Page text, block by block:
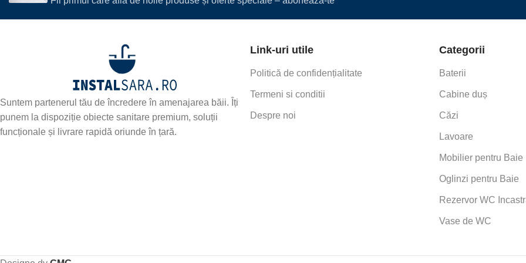
Suntem partenerul tău de încredere în amenajarea băii. Îți
punem la dispoziție obiecte sanitare premium, soluții
funcționale și livrare rapidă oriunde în țară.
Link-uri utile
Politică de confidențialitate
Termeni si conditii
Despre noi
Categorii
Baterii
Cabine duș
Căzi
Lavoare
Mobilier pentru Baie
Oglinzi pentru Baie
Rezervor WC
Vase de WC